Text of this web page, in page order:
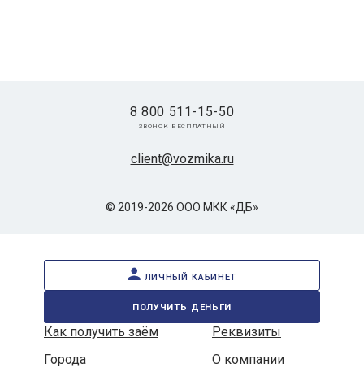
© 2019-2026 ООО МКК «ДБ»
client@vozmika.ru
8 800 511-15-50
звонок бесплатный
личный кабинет
получить деньги
Как получить заём
Реквизиты
Города
О компании